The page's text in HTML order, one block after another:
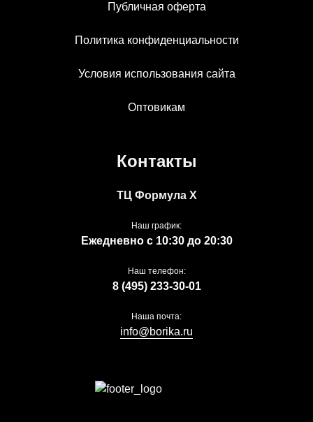
Публичная оферта
Политика конфиденциальности
Условия использования сайта
Оптовикам
Контакты
ТЦ Формула Х
Наш график:
Ежедневно с 10:30 до 20:30
Наш телефон:
8 (495) 233-30-01
Наша почта:
info@borika.ru